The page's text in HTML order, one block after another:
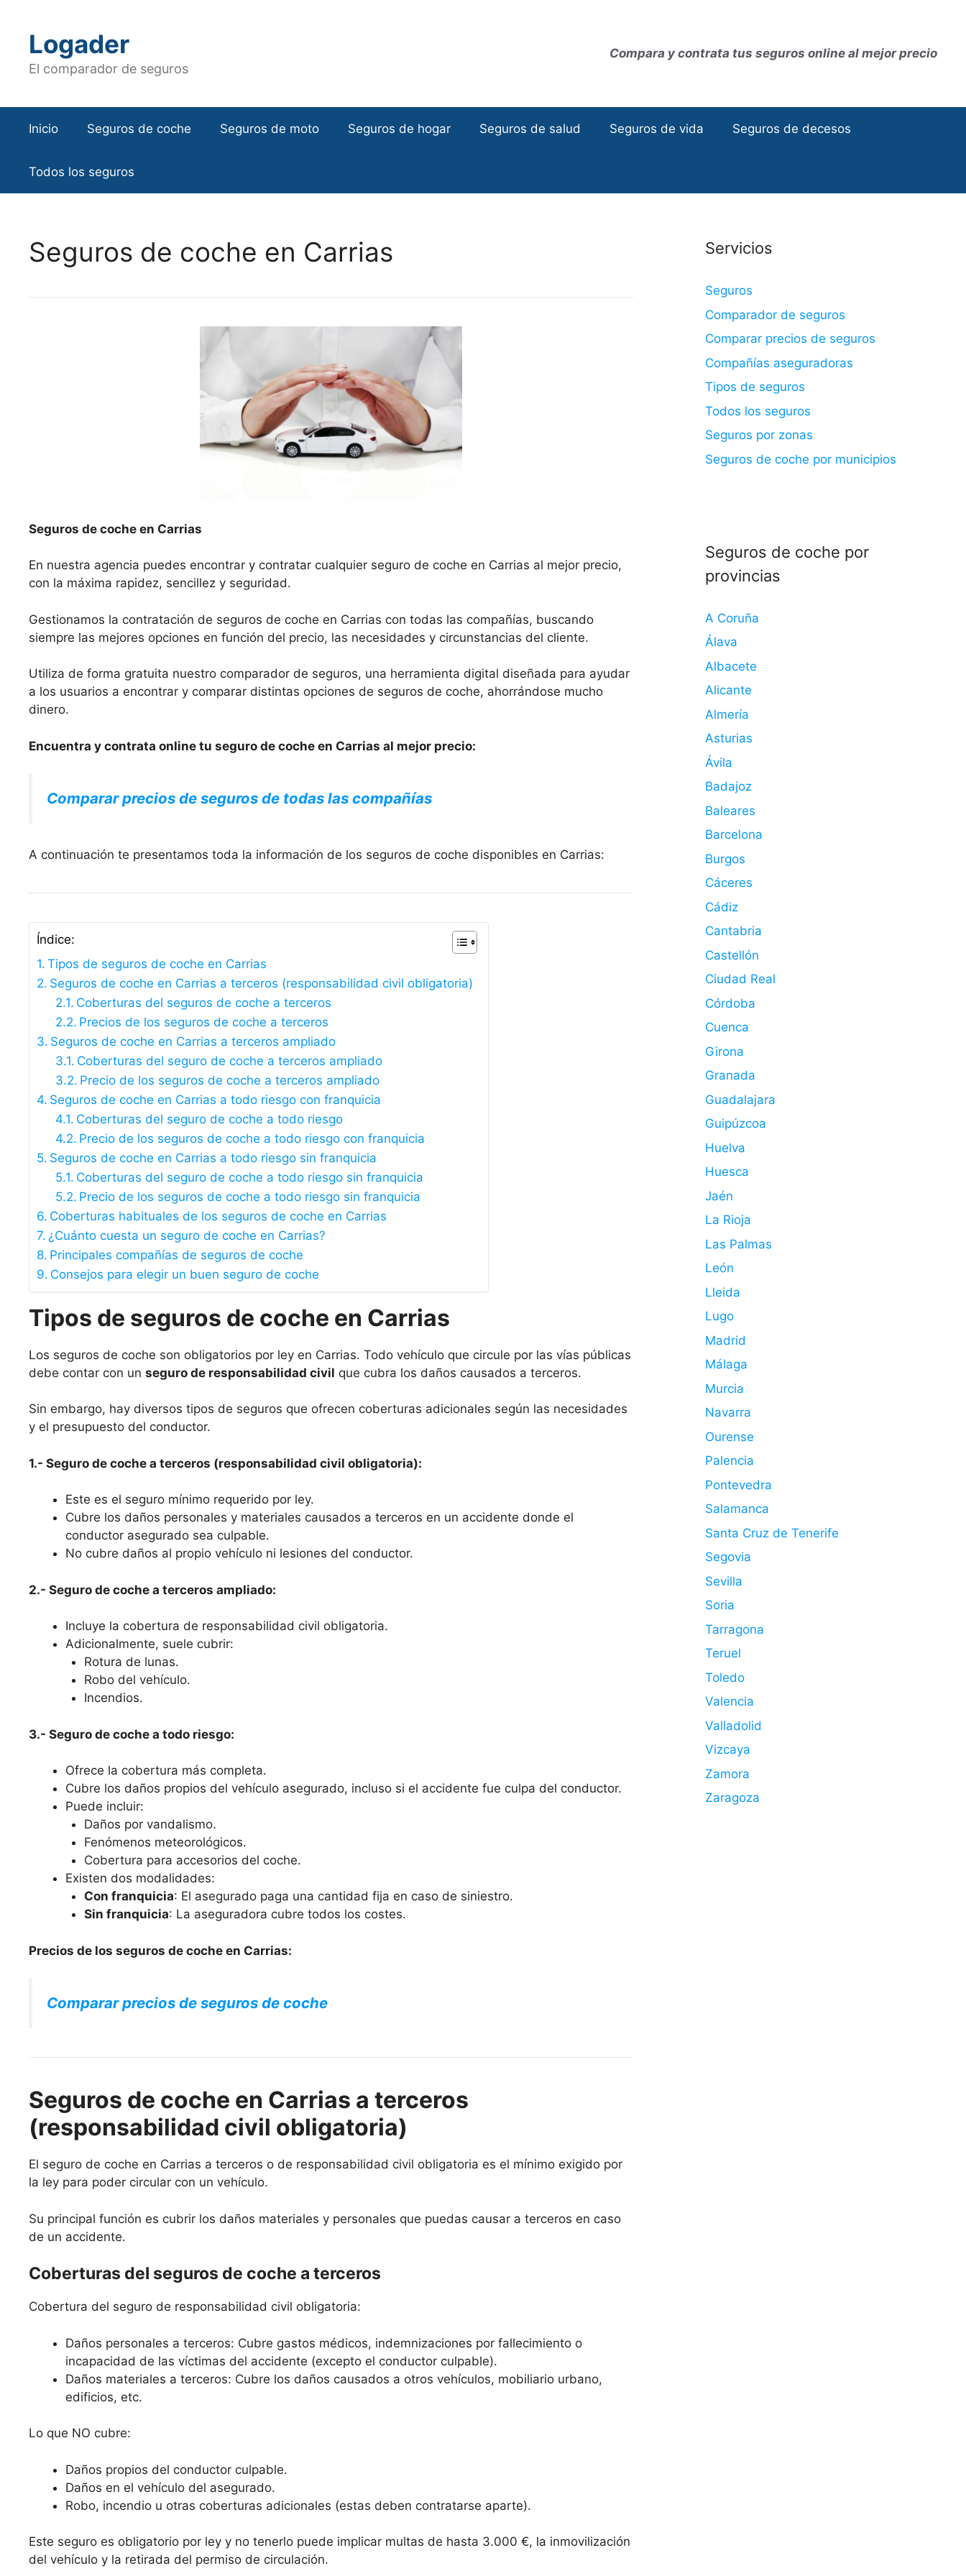
contenidoLogader
El comparador de seguros
Compara y contrata tus seguros online al mejor precio
Inicio Seguros de coche Seguros de moto Seguros de hogar Seguros de salud Seguros de vida Seguros de decesos
Todos los seguros
Seguros de coche en Carrias
Seguros de coche en Carrias
En nuestra agencia puedes encontrar y contratar cualquier seguro de coche en Carrias al mejor precio,
con la máxima rapidez, sencillez y seguridad.
Gestionamos la contratación de seguros de coche en Carrias con todas las compañías, buscando
siempre las mejores opciones en función del precio, las necesidades y circunstancias del cliente.
Utiliza de forma gratuita nuestro comparador de seguros, una herramienta digital diseñada para ayudar
a los usuarios a encontrar y comparar distintas opciones de seguros de coche, ahorrándose mucho
dinero.
Encuentra y contrata online tu seguro de coche en Carrias al mejor precio:
Comparar precios de seguros de todas las compañías
A continuación te presentamos toda la información de los seguros de coche disponibles en Carrias:
Índice:
Tipos de seguros de coche en Carrias
Seguros de coche en Carrias a terceros (responsabilidad civil obligatoria)
Coberturas del seguros de coche a terceros
Precios de los seguros de coche a terceros
Seguros de coche en Carrias a terceros ampliado
Coberturas del seguro de coche a terceros ampliado
Precio de los seguros de coche a terceros ampliado
Seguros de coche en Carrias a todo riesgo con franquicia
Coberturas del seguro de coche a todo riesgo
Precio de los seguros de coche a todo riesgo con franquicia
Seguros de coche en Carrias a todo riesgo sin franquicia
Coberturas del seguro de coche a todo riesgo sin franquicia
Precio de los seguros de coche a todo riesgo sin franquicia
Coberturas habituales de los seguros de coche en Carrias
¿Cuánto cuesta un seguro de coche en Carrias?
Principales compañías de seguros de coche
Consejos para elegir un buen seguro de coche
Tipos de seguros de coche en Carrias
Los seguros de coche son obligatorios por ley en Carrias. Todo vehículo que circule por las vías públicas
debe contar con un seguro de responsabilidad civil que cubra los daños causados a terceros.
Sin embargo, hay diversos tipos de seguros que ofrecen coberturas adicionales según las necesidades
y el presupuesto del conductor.
1.- Seguro de coche a terceros (responsabilidad civil obligatoria):
Este es el seguro mínimo requerido por ley.
Cubre los daños personales y materiales causados a terceros en un accidente donde el
conductor asegurado sea culpable.
No cubre daños al propio vehículo ni lesiones del conductor.
2.- Seguro de coche a terceros ampliado:
Incluye la cobertura de responsabilidad civil obligatoria.
Adicionalmente, suele cubrir:
Rotura de lunas.
Robo del vehículo.
Incendios.
3.- Seguro de coche a todo riesgo:
Ofrece la cobertura más completa.
Cubre los daños propios del vehículo asegurado, incluso si el accidente fue culpa del conductor.
Puede incluir:
Daños por vandalismo.
Fenómenos meteorológicos.
Cobertura para accesorios del coche.
Existen dos modalidades:
Con franquicia: El asegurado paga una cantidad fija en caso de siniestro.
Sin franquicia: La aseguradora cubre todos los costes.
Precios de los seguros de coche en Carrias:
Comparar precios de seguros de coche
Seguros de coche en Carrias a terceros
(responsabilidad civil obligatoria)
El seguro de coche en Carrias a terceros o de responsabilidad civil obligatoria es el mínimo exigido por
la ley para poder circular con un vehículo.
Su principal función es cubrir los daños materiales y personales que puedas causar a terceros en caso
de un accidente.
Coberturas del seguros de coche a terceros
Cobertura del seguro de responsabilidad civil obligatoria:
Daños personales a terceros: Cubre gastos médicos, indemnizaciones por fallecimiento o
incapacidad de las víctimas del accidente (excepto el conductor culpable).
Daños materiales a terceros: Cubre los daños causados a otros vehículos, mobiliario urbano,
edificios, etc.
Lo que NO cubre:
Daños propios del conductor culpable.
Daños en el vehículo del asegurado.
Robo, incendio u otras coberturas adicionales (estas deben contratarse aparte).
Este seguro es obligatorio por ley y no tenerlo puede implicar multas de hasta 3.000 €, la inmovilización
del vehículo y la retirada del permiso de circulación.
Servicios
Seguros
Comparador de seguros
Comparar precios de seguros
Compañías aseguradoras
Tipos de seguros
Todos los seguros
Seguros por zonas
Seguros de coche por municipios
Seguros de coche por
provincias
A Coruña
Álava
Albacete
Alicante
Almería
Asturias
Ávila
Badajoz
Baleares
Barcelona
Burgos
Cáceres
Cádiz
Cantabria
Castellón
Ciudad Real
Córdoba
Cuenca
Girona
Granada
Guadalajara
Guipúzcoa
Huelva
Huesca
Jaén
La Rioja
Las Palmas
León
Lleida
Lugo
Madrid
Málaga
Murcia
Navarra
Ourense
Palencia
Pontevedra
Salamanca
Santa Cruz de Tenerife
Segovia
Sevilla
Soria
Tarragona
Teruel
Toledo
Valencia
Valladolid
Vizcaya
Zamora
Zaragoza